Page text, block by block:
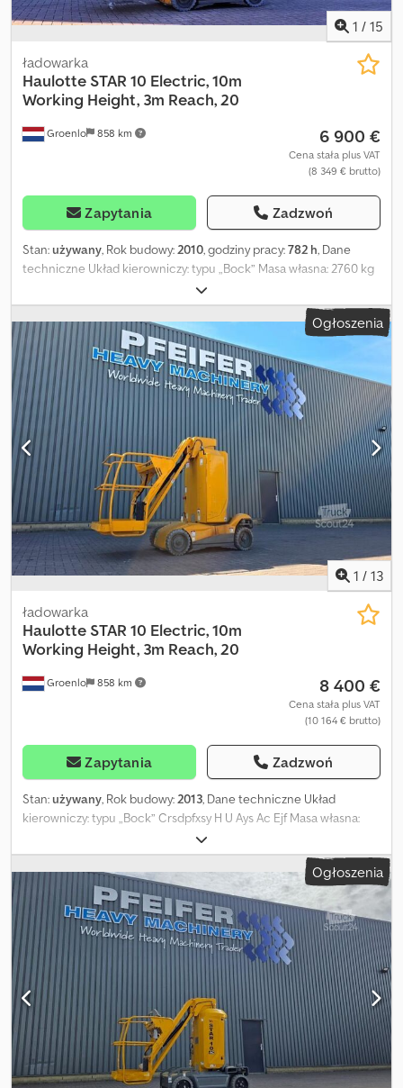
1 / 15
Groenlo 858 km
ładowarka
Haulotte STAR 10 Electric, 10m
Working Height, 3m Reach, 20
6 900 €
Cena stała plus VAT
(8 349 € brutto)
Zapytania Zadzwoń
Stan:używany, Rok budowy: 2010, godziny pracy:782 h, Dane
techniczne Układ kierowniczy: typu „Bock” Masa własna: 2760 kg
Crodpfeyzwrgsx Ac Esf Marka silnika: – Maksymalna prędkość: 5
km/h Funkcjonalność Udźwig: 200 kg Wysokość robocza: 1000 cm
Wymiary przestrzeni ładunkowej: 270 x 99 x 199 cm Identyfikacja
Numer seryjny: ME108265 Dodatkowe informacje Stan opon
przednich: 50 Stan opon tylnych: 50 Opony przednie: – Opony
tylne: – Dodatkowe informacje W celu uzyskania dalszych
informacji prosimy o kontakt z firmą PFEIFER GROUP.
Ogłoszenia
1 / 13
Groenlo 858 km
ładowarka
Haulotte STAR 10 Electric, 10m
Working Height, 3m Reach, 20
8 400 €
Cena stała plus VAT
(10 164 € brutto)
Zapytania Zadzwoń
Stan:używany, Rok budowy:2013, Dane techniczne Układ
kierowniczy: typu „Bock” Crsdpfxsy H U Ays Ac Ejf Masa własna:
2735 kg Marka silnika: – Maksymalna prędkość: 5 km/h
Funkcjonalność Udźwig: 200 kg Wysokość robocza: 1000 cm
Wymiary przestrzeni ładunkowej: 270 x 99 x 199 cm Identyfikacja
Numer seryjny: ME111270 Dodatkowe informacje Stan opon
przednich: 60 Stan opon tylnych: 60 Opony przednie: 16x5x10 1/2
Opony tylne: 16x5x10 1/2 Dodatkowe informacje W celu uzyskania
dodatkowych informacji prosimy o kontakt z firmą PFEIFER
GROUP.
Ogłoszenia